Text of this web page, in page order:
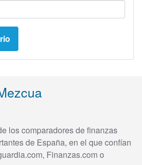
los comparadores de finanzas
de España, en el que confían
Finanzas.com o